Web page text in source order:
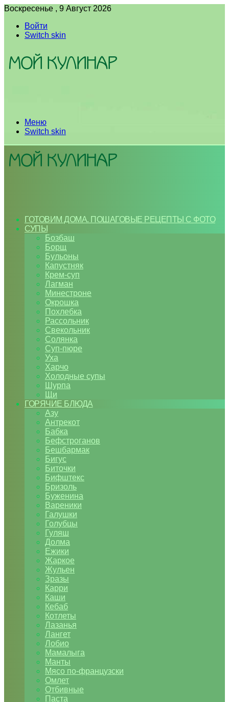
Воскресенье , 9 Август 2026
Войти
Switch skin
Меню
Switch skin
ГОТОВИМ ДОМА. ПОШАГОВЫЕ РЕЦЕПТЫ С ФОТО
СУПЫ
Бозбаш
Борщ
Бульоны
Капустняк
Крем-суп
Лагман
Минестроне
Окрошка
Похлебка
Рассольник
Свекольник
Солянка
Суп-пюре
Уха
Харчо
Холодные супы
Шурпа
Щи
ГОРЯЧИЕ БЛЮДА
Азу
Антрекот
Бабка
Бефстроганов
Бешбармак
Бигус
Биточки
Бифштекс
Бризоль
Буженина
Вареники
Галушки
Голубцы
Гуляш
Долма
Ежики
Жаркое
Жульен
Зразы
Карри
Каши
Кебаб
Котлеты
Лазанья
Лангет
Лобио
Мамалыга
Манты
Мясо по-французски
Омлет
Отбивные
Паста